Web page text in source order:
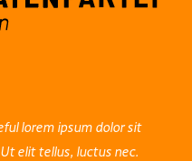
lorem ipsum dolor sit
elit tellus, luctus nec.